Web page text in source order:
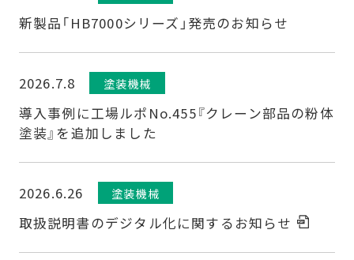
新製品「HB7000シリーズ」発売のお知らせ
2026.7.8 塗装機械
導入事例に工場ルポNo.455『クレーン部品の粉体
塗装』を追加しました
2026.6.26 塗装機械
取扱説明書のデジタル化に関するお知らせ